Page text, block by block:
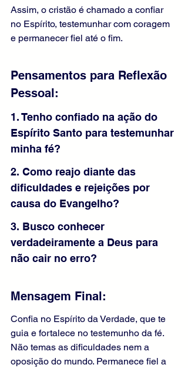
Assim, o cristão é chamado a confiar
no Espírito, testemunhar com coragem
e permanecer fiel até o fim.
Pensamentos para Reflexão
Pessoal:
1. Tenho confiado na ação do
Espírito Santo para testemunhar
minha fé?
2. Como reajo diante das
dificuldades e rejeições por
causa do Evangelho?
3. Busco conhecer
verdadeiramente a Deus para
não cair no erro?
Mensagem Final:
Confia no Espírito da Verdade, que te
guia e fortalece no testemunho da fé.
Não temas as dificuldades nem a
oposição do mundo. Permanece fiel a